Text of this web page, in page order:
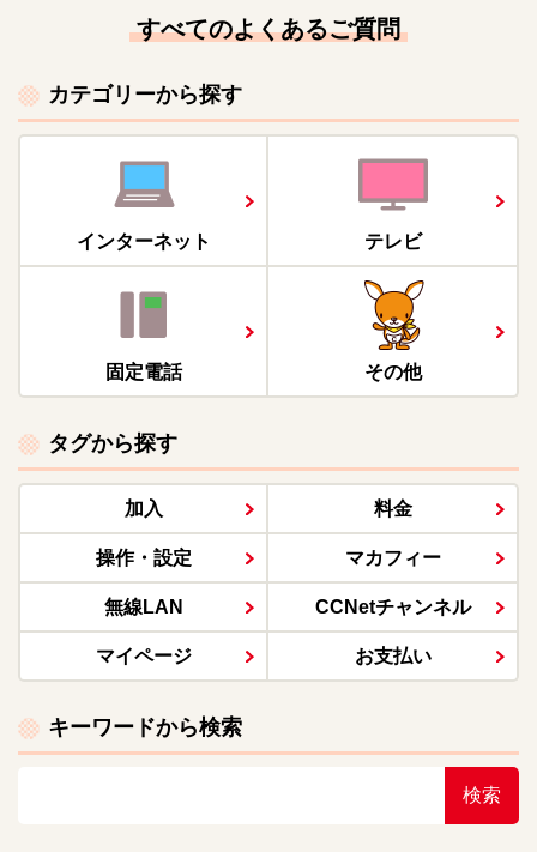
すべてのよくあるご質問
カテゴリーから探す
インターネット テレビ
固定電話 その他
タグから探す
加入 料金
操作・設定 マカフィー
無線LAN CCNetチャンネル
マイページ お支払い
キーワードから検索
検索